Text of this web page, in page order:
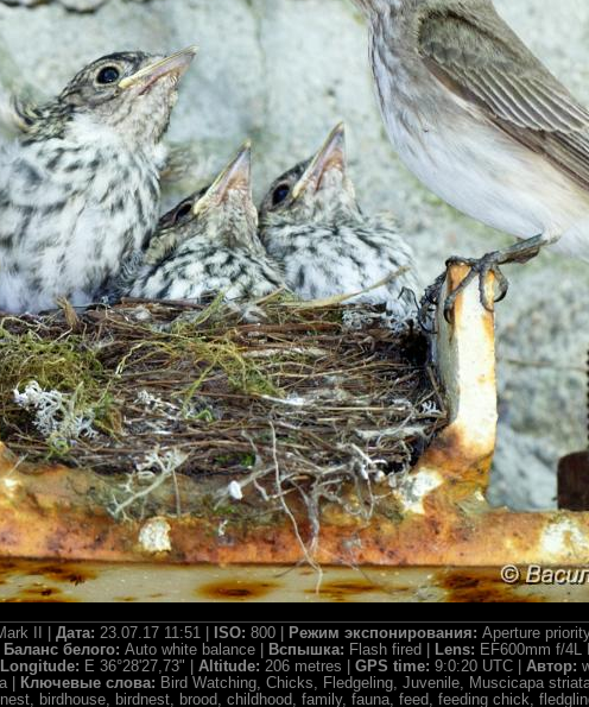
II | Дата: 23.07.17 11:51 | ISO: 800 | Режим экспонирования: Aperture
Баланс белого: Auto white balance | Вспышка: Flash fired | Lens: EF600mm f/4L
Longitude: E 36°28'27,73" | Altitude: 206 metres | GPS time: 9:0:20 UTC | Автор:
| Ключевые слова: Bird Watching, Chicks, Fledgeling, Juvenile, Muscicapa
birdhouse, birdnest, brood, childhood, family, fauna, feed, feeding chick,